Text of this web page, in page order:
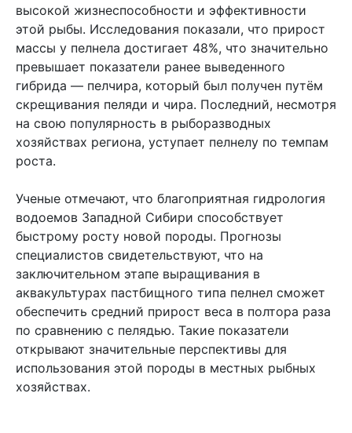
высокой жизнеспособности и эффективности
этой рыбы. Исследования показали, что прирост
массы у пелнела достигает 48%, что значительно
превышает показатели ранее выведенного
гибрида — пелчира, который был получен путём
скрещивания пеляди и чира. Последний, несмотря
на свою популярность в рыборазводных
хозяйствах региона, уступает пелнелу по темпам
роста.
Ученые отмечают, что благоприятная гидрология
водоемов Западной Сибири способствует
быстрому росту новой породы. Прогнозы
специалистов свидетельствуют, что на
заключительном этапе выращивания в
аквакультурах пастбищного типа пелнел сможет
обеспечить средний прирост веса в полтора раза
по сравнению с пелядью. Такие показатели
открывают значительные перспективы для
использования этой породы в местных рыбных
хозяйствах.